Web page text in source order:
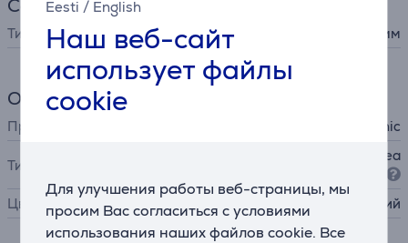
Eesti / English
Наш веб-сайт
использует файлы
cookie
Для улучшения работы веб-страницы, мы
просим Вас согласиться с условиями
использования наших файлов cookie. Все
Соединение
Тип штекера 3,5 мм
Общий параметр
Производитель Panasonic
Тип
накладные наушники (on-ea
Цвет
серый, синий